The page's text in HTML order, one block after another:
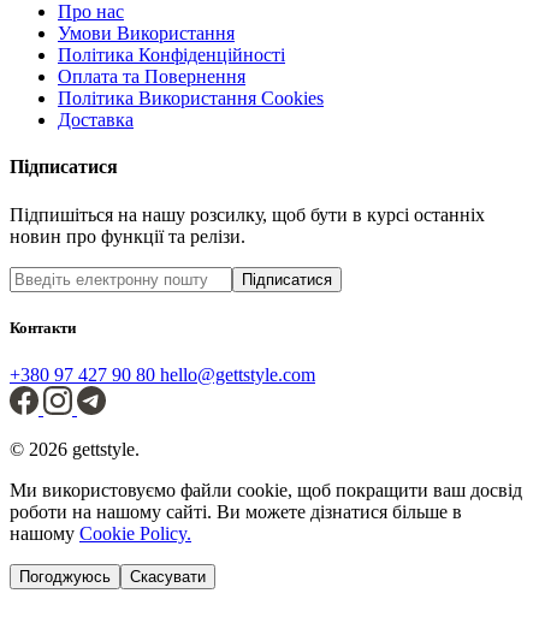
Про нас
Умови Використання
Політика Конфіденційності
Оплата та Повернення
Політика Використання Cookies
Доставка
Підписатися
Підпишіться на нашу розсилку, щоб бути в курсі останніх
новин про функції та релізи.
Підписатися
Контакти
+380 97 427 90 80 hello@gettstyle.com
© 2026 gettstyle.
Ми використовуємо файли cookie, щоб покращити ваш досвід
роботи на нашому сайті. Ви можете дізнатися більше в
нашому Cookie Policy.
Погоджуюсь Скасувати